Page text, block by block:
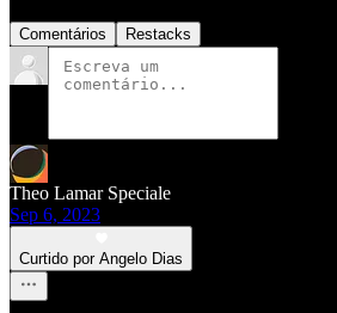
Comentários Restacks
Theo Lamar Speciale
Sep 6, 2023
Curtido por Angelo Dias